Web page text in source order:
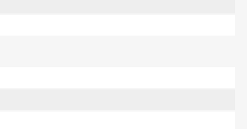
na niezgodne z prawem
Pani/Pana danych osobowych
do wniesienia skargi jest
Ochrony Danych Osobowych.
od sfery, w której przetwarzane są